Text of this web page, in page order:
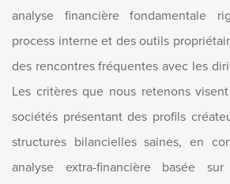
analyse financière fondamentale
process interne et des outils
des rencontres fréquentes avec les
Les critères que nous retenons
sociétés présentant des profils
structures bilancielles saines, en
analyse extra-financière basée